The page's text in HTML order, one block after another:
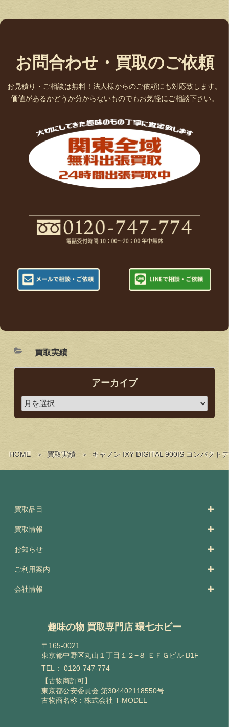
HOME 買取実績 キャノン IXY DIGITAL 900IS コンパクト
お問合わせ・買取のご依頼
お見積り・ご相談は無料！法人様からのご依頼にも対応致します。
価値があるかどうか分からないものでもお気軽にご相談下さい。
買取実績
アーカイブ
買取品目
買取情報
お知らせ
ご利用案内
会社情報
趣味の物 買取専門店 環七ホビー
〒165-0021
東京都中野区丸山１丁目１２−８ ＥＦＧビル B1F
TEL： 0120-747-774
【古物商許可】
東京都公安委員会 第304402118550号
古物商名称：株式会社 T-MODEL